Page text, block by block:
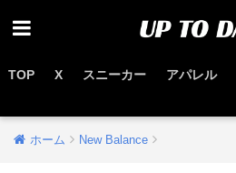
TOP X スニーカー アパレル
ホーム New Balance